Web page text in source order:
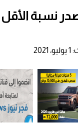
نسبة الأقل